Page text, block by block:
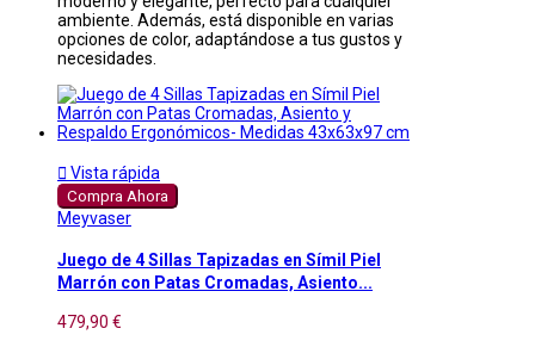
ambiente. Además, está disponible en varias
opciones de color, adaptándose a tus gustos y
necesidades.
 Vista rápida
Compra Ahora
Meyvaser
Juego de 4 Sillas Tapizadas en Símil Piel
Marrón con Patas Cromadas, Asiento...
479,90 €